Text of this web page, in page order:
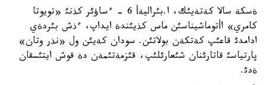
ةسكة سالا كةتةيئك، ا.بئراليةأ 6 - ءساؤئر كذنئ «تويوتا
كامري» اأتوماشيناسئن ماس كذيئندة ايداپ، ءذش بئردةي
ادامدئ قاعئپ كةتكةن بولاتئن. سودان كةيئن ول «نذر وتان»
پارتياسئ قاتارئنان شئعارئلئپ، قئزمةتئمةن دة قوش ايتئسقان
ةدئ.